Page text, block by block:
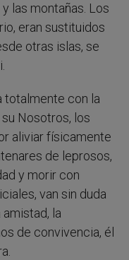
las montañas. Los
eran sustituidos
otras islas, se
totalmente con la
Nosotros, los
aliviar físicamente
de leprosos,
y morir con
van sin duda
la
de convivencia, él